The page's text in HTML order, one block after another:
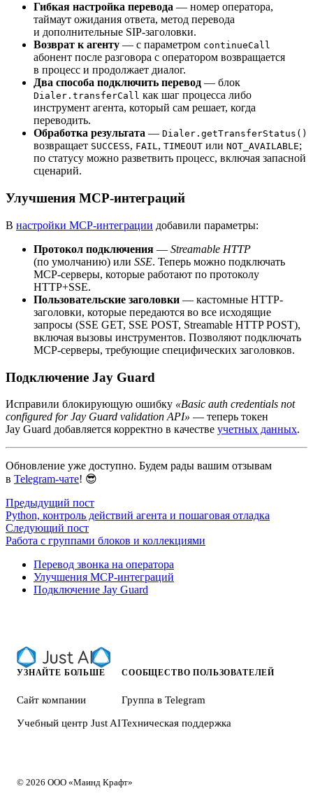
Гибкая настройка перевода — номер оператора,
таймаут ожидания ответа, метод перевода
и дополнительные SIP-заголовки.
Возврат к агенту — с параметром continueCall
абонент после разговора с оператором возвращается
в процесс и продолжает диалог.
Два способа подключить перевод — блок
Dialer.transferCall как шаг процесса либо
инструмент агента, который сам решает, когда
переводить.
Обработка результата — Dialer.getTransferStatus()
возвращает SUCCESS, FAIL, TIMEOUT или NOT_AVAILABLE;
по статусу можно разветвить процесс, включая запасной
сценарий.
Улучшения MCP-интеграций
В настройки MCP-интеграции добавили параметры:
Протокол подключения — Streamable HTTP
(по умолчанию) или SSE. Теперь можно подключать
MCP-серверы, которые работают по протоколу
HTTP+SSE.
Пользовательские заголовки — кастомные HTTP-
заголовки, которые передаются во все исходящие
запросы (SSE GET, SSE POST, Streamable HTTP POST),
включая вызовы инструментов. Позволяют подключать
MCP-серверы, требующие специфических заголовков.
Подключение Jay Guard
Исправили блокирующую ошибку «Basic auth credentials not
configured for Jay Guard validation API» — теперь токен
Jay Guard добавляется корректно в качестве учетных данных.
Обновление уже доступно. Будем рады вашим отзывам
в Telegram-чате! 😎
Предыдущий пост
Python, контроль действий агента и пошаговая отладка
Следующий пост
Работа с группами блоков и коллекциями
Перевод звонка на оператора
Улучшения MCP-интеграций
Подключение Jay Guard
УЗНАЙТЕ БОЛЬШЕ
Сайт компании
Учебный центр Just AI
СООБЩЕСТВО ПОЛЬЗОВАТЕЛЕЙ
Группа в Telegram
Техническая поддержка
© 2026 ООО «Маинд Крафт»